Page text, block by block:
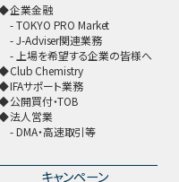
企業金融
TOKYO PRO Market
J-Adviser関連業務
上場を希望する企業の皆様へ
Club Chemistry
IFAサポート業務
公開買付・TOB
法人営業
DMA・高速取引等
キャンペーン